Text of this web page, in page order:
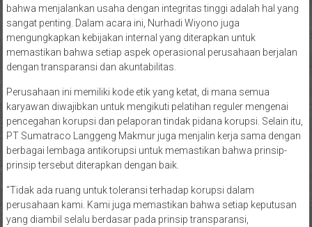
bahwa menjalankan usaha dengan integritas tinggi adalah hal yang
sangat penting. Dalam acara ini, Nurhadi Wiyono juga
mengungkapkan kebijakan internal yang diterapkan untuk
memastikan bahwa setiap aspek operasional perusahaan berjalan
dengan transparansi dan akuntabilitas.
Perusahaan ini memiliki kode etik yang ketat, di mana semua
karyawan diwajibkan untuk mengikuti pelatihan reguler mengenai
pencegahan korupsi dan pelaporan tindak pidana korupsi. Selain itu,
PT Sumatraco Langgeng Makmur juga menjalin kerja sama dengan
berbagai lembaga antikorupsi untuk memastikan bahwa prinsip-
prinsip tersebut diterapkan dengan baik.
“Tidak ada ruang untuk toleransi terhadap korupsi dalam
perusahaan kami. Kami juga memastikan bahwa setiap keputusan
yang diambil selalu berdasar pada prinsip transparansi,